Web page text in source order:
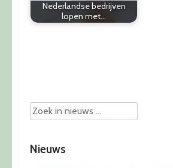
Nederlandse bedrijven
lopen met…
Nieuws